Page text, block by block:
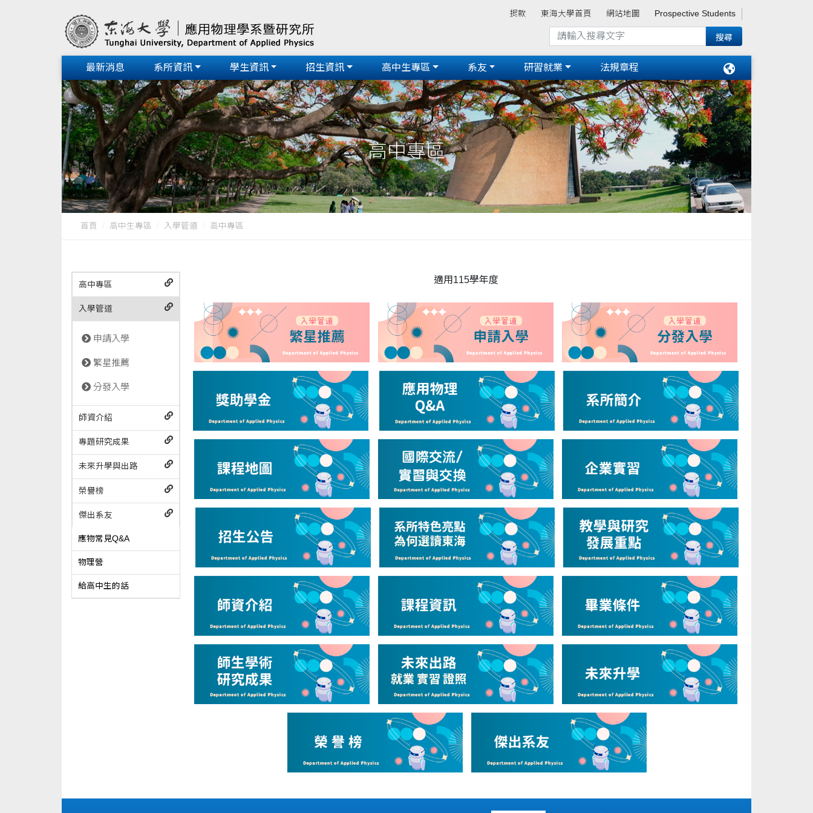
捐款 東海大學首頁 網站地圖 Prospective Students
最新消息 系所資訊 學生資訊 招生資訊 高中生專區 系友 研習就業 法規章程
高中專區
首頁 高中生專區 入學管道 高中專區
高中專區
入學管道
申請入學
繁星推薦
分發入學
師資介紹
專題研究成果
未來升學與出路
榮譽榜
傑出系友
應物常見Q&A
物理營
給高中生的話
適用115學年度